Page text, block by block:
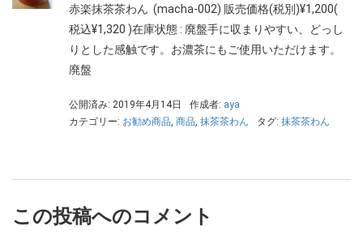
赤楽抹茶茶わん (macha-002) 販売価格(税別)¥1,200(
税込¥1,320 )在庫状態 : 廃盤手に収まりやすい、どっし
りとした感触です。お濃茶にもご使用いただけます。
廃盤
公開済み: 2019年4月14日 作成者: aya
カテゴリー: お勧め商品 商品 抹茶茶わん タグ: 抹茶茶わん
この投稿へのコメント